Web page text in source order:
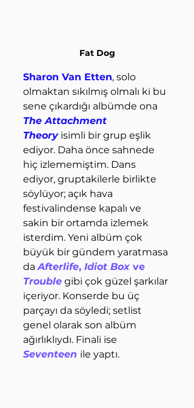
Fat Dog
Sharon Van Etten, solo
olmaktan sıkılmış olmalı ki bu
sene çıkardığı albümde ona
The Attachment
Theory isimli bir grup eşlik
ediyor. Daha önce sahnede
hiç izlememiştim. Dans
ediyor, gruptakilerle birlikte
söylüyor; açık hava
festivalindense kapalı ve
sakin bir ortamda izlemek
isterdim. Yeni albüm çok
büyük bir gündem yaratmasa
da Afterlife, Idiot Box ve
Trouble gibi çok güzel şarkılar
içeriyor. Konserde bu üç
parçayı da söyledi; setlist
genel olarak son albüm
ağırlıklıydı. Finali ise
Seventeen ile yaptı.